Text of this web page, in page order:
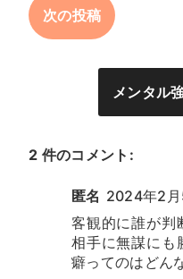
次の投稿
メンタル
2 件のコメント:
匿名 2024年2
客観的に誰が判
相手に無謀にも
癖ってのはどん